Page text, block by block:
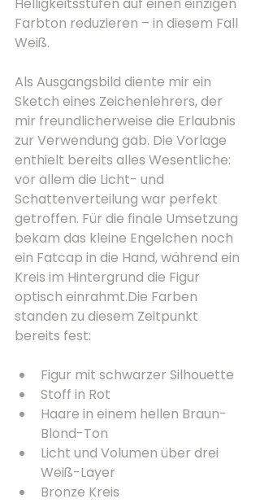
Farbton reduzieren – in diesem Fall
Weiß.
Als Ausgangsbild diente mir ein
Sketch eines Zeichenlehrers, der
mir freundlicherweise die Erlaubnis
zur Verwendung gab. Die Vorlage
enthielt bereits alles Wesentliche:
vor allem die Licht- und
Schattenverteilung war perfekt
getroffen. Für die finale Umsetzung
bekam das kleine Engelchen noch
ein Fatcap in die Hand, während ein
Kreis im Hintergrund die Figur
optisch einrahmt.Die Farben
standen zu diesem Zeitpunkt
bereits fest:
Figur mit schwarzer Silhouette
Stoff in Rot
Haare in einem hellen Braun-
Blond-Ton
Licht und Volumen über drei
Weiß-Layer
Bronze Kreis